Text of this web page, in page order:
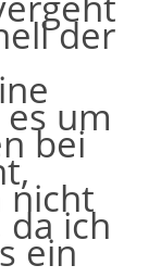
der
um
bei
nicht
ich
ein